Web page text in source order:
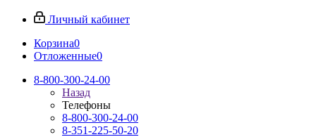
Личный кабинет
Корзина0
Отложенные0
8-800-300-24-00
Назад
Телефоны
8-800-300-24-00
8-351-225-50-20